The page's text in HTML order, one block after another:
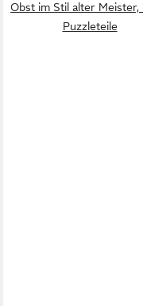
Obst im Stil alter Meister,
Puzzleteile